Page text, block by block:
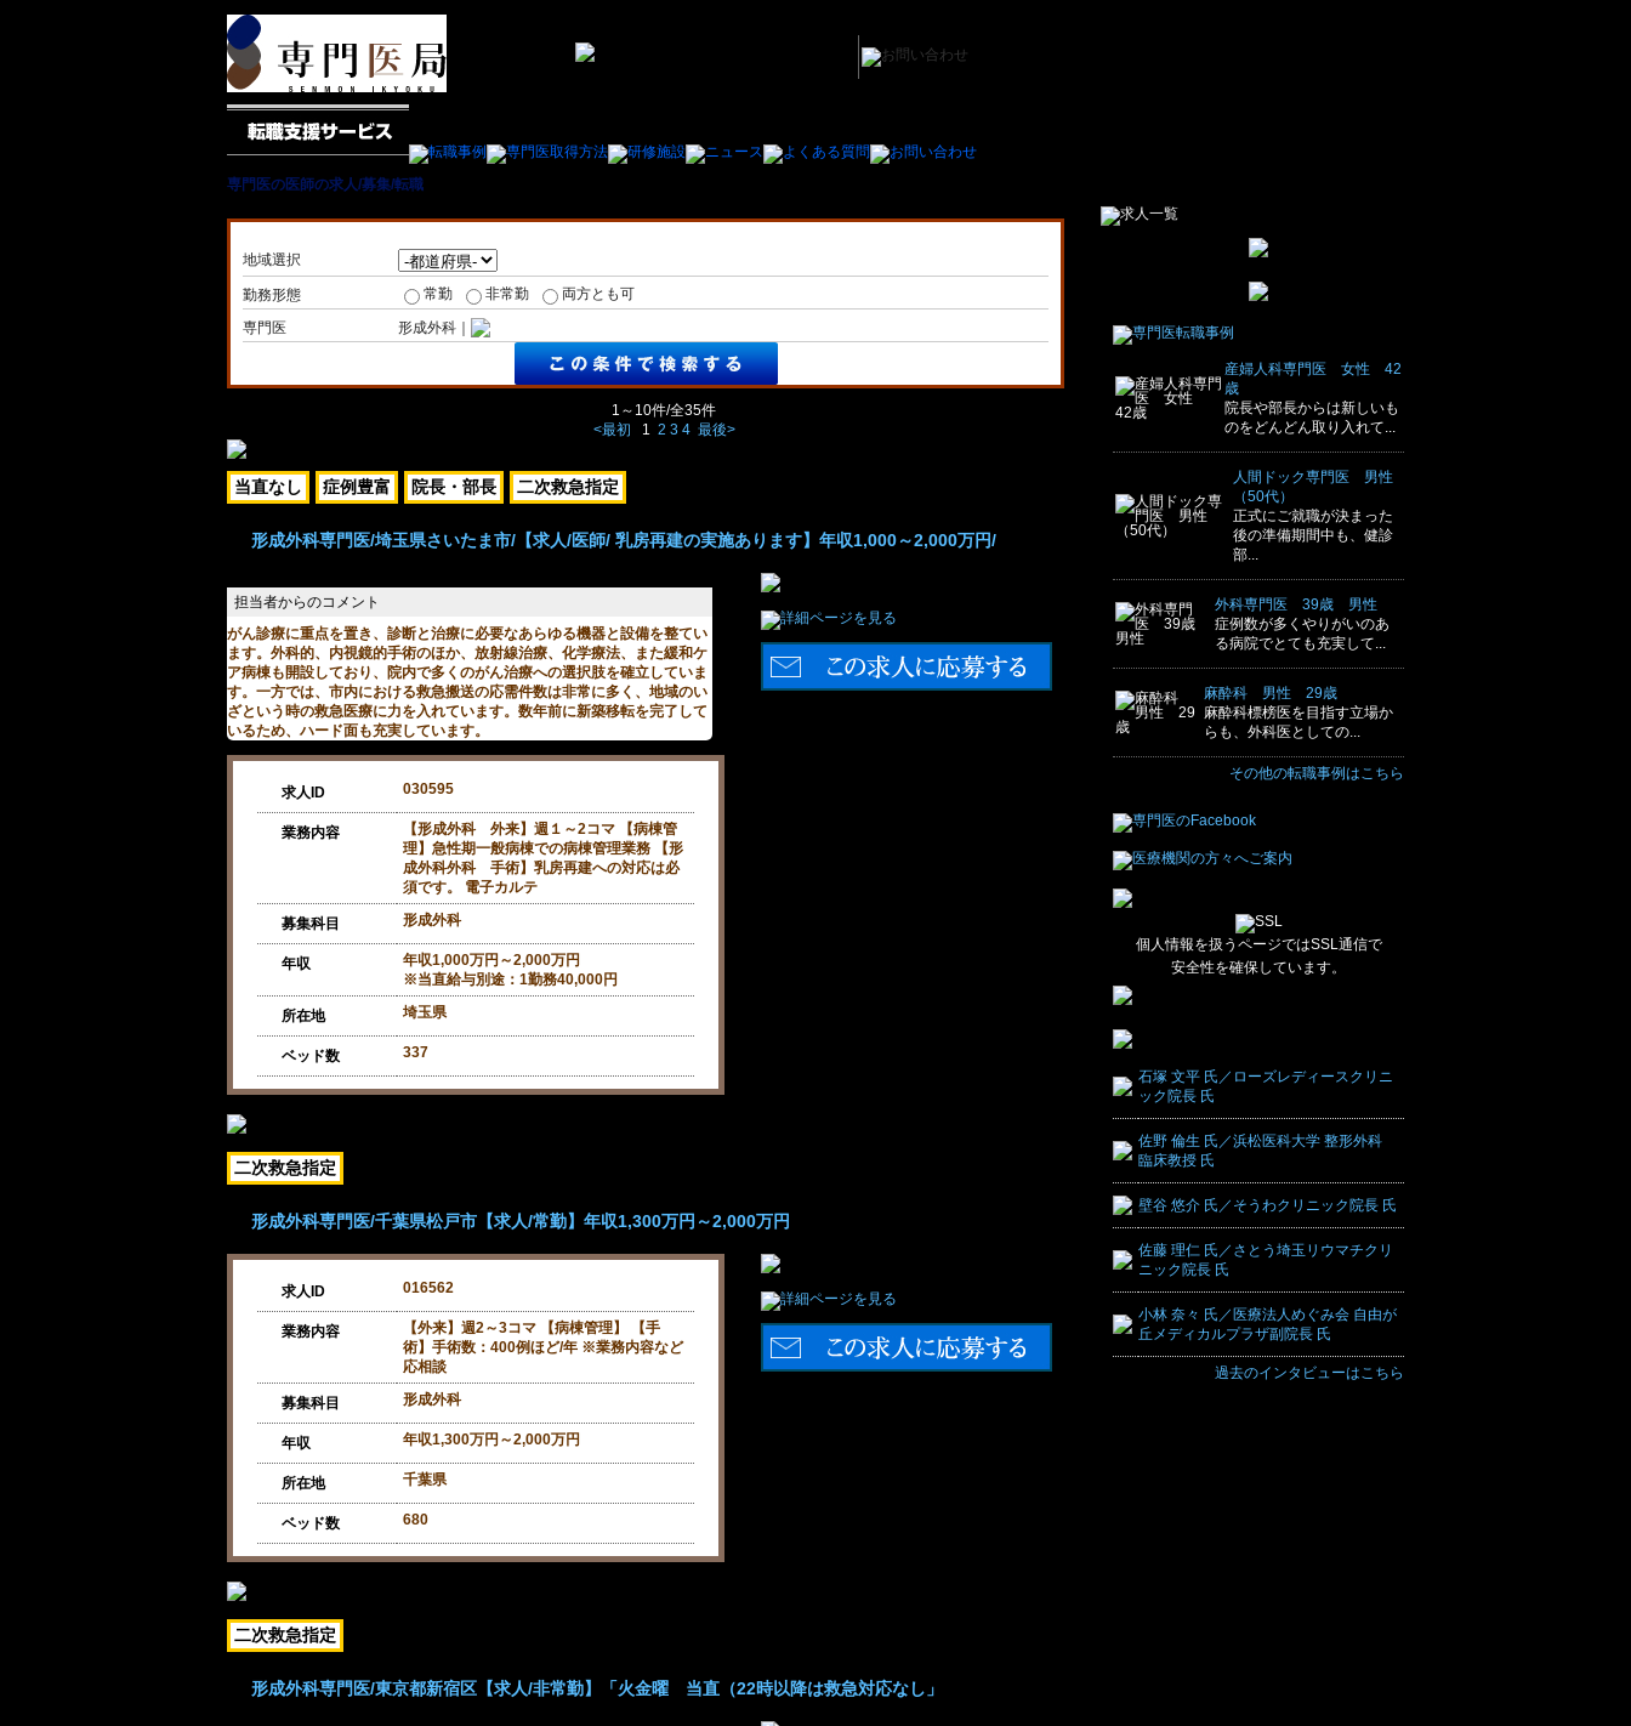
専門医の医師の求人/募集/転職
地域選択
勤務形態 常勤 非常勤
両方とも可
専門医
形成外科｜
1～10件/全35件
<最初
1 2 3 4 最後>
当直なし 症例豊富 院長・部長 二次救急指定
形成外科専門医/埼玉県さいたま市/【求人/医師/ 乳房再建の実施あります】年収1,000～2,000万円/
がん診療に重点を置き、診断と治療に必要なあらゆる機器と設備を整てい
ます。外科的、内視鏡的手術のほか、放射線治療、化学療法、また緩和ケ
ア病棟も開設しており、院内で多くのがん治療への選択肢を確立していま
す。一方では、市内における救急搬送の応需件数は非常に多く、地域のい
ざという時の救急医療に力を入れています。数年前に新築移転を完了して
いるため、ハード面も充実しています。
求人ID 030595
業務内容
【形成外科 外来】週１～2コマ 【病棟管
理】急性期一般病棟での病棟管理業務 【形
成外科外科 手術】乳房再建への対応は必
須です。 電子カルテ
募集科目 形成外科
年収
年収1,000万円～2,000万円
※当直給与別途：1勤務40,000円
所在地 埼玉県
ベッド数 337
二次救急指定
形成外科専門医/千葉県松戸市【求人/常勤】年収1,300万円～2,000万円
求人ID 016562
業務内容
【外来】週2～3コマ 【病棟管理】 【手
術】手術数：400例ほど/年 ※業務内容など
応相談
募集科目 形成外科
年収 年収1,300万円～2,000万円
所在地 千葉県
ベッド数 680
二次救急指定
形成外科専門医/東京都新宿区【求人/非常勤】「火金曜 当直（22時以降は救急対応なし」
産婦人科専門医 女性 42
歳
院長や部長からは新しいも
のをどんどん取り入れて...
人間ドック専門医 男性
（50代）
正式にご就職が決まった
後の準備期間中も、健診
部...
外科専門医 39歳 男性
症例数が多くやりがいのあ
る病院でとても充実して...
麻酔科 男性 29歳
麻酔科標榜医を目指す立場か
らも、外科医としての...
その他の転職事例はこちら
個人情報を扱うページではSSL通信で
安全性を確保しています。
石塚 文平 氏／ローズレディースクリニ
ック院長 氏
佐野 倫生 氏／浜松医科大学 整形外科
臨床教授 氏
壁谷 悠介 氏／そうわクリニック院長 氏
佐藤 理仁 氏／さとう埼玉リウマチクリ
ニック院長 氏
小林 奈々 氏／医療法人めぐみ会 自由が
丘メディカルプラザ副院長 氏
過去のインタビューはこちら